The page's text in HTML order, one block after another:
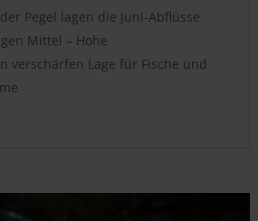
Pegel lagen die Juni-Abflüsse
Mittel – Hohe
verschärfen Lage für Fische und